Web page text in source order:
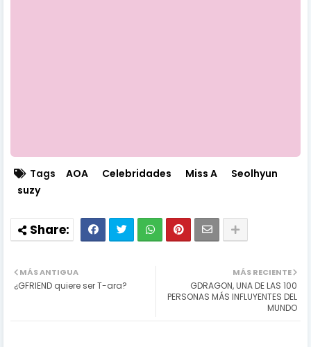
Tags AOA Celebridades Miss A
Seolhyun
suzy
MÁS RECIENTE
GDRAGON, UNA DE LAS 100
PERSONAS MÁS INFLUYENTES DEL
MUNDO
MÁS ANTIGUA
¿GFRIEND quiere ser T-ara?